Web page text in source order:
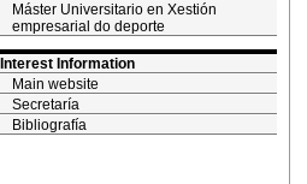
Máster Universitario en Xestión
empresarial do deporte
Interest Information
Main website
Secretaría
Bibliografía